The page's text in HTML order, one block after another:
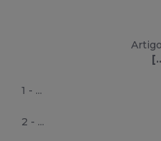
1 - ...
2 - ...